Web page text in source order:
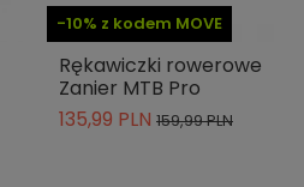
-10% z kodem MOVE
Rękawiczki rowerowe
Zanier MTB Pro
135,99 PLN 159,99 PLN